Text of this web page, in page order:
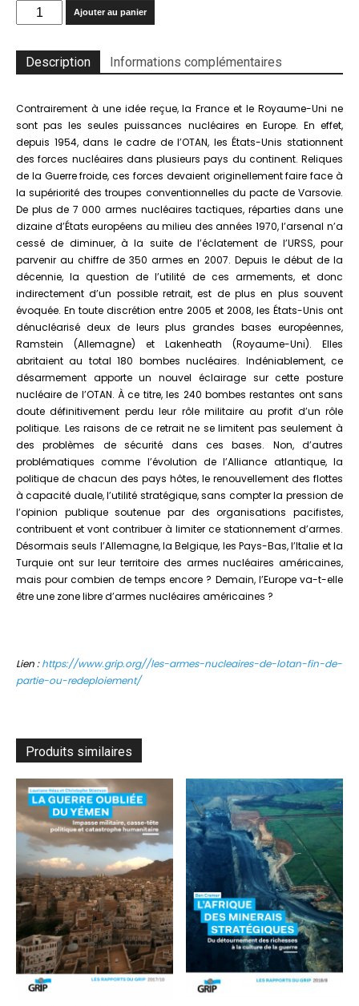
quantité
de
armes
nucléaires
l’OTAN
fin
de
partie
ou
redéploiement
?
Ajouter au panier
Description Informations complémentaires
Contrairement à une idée reçue, la France et le Royaume-Uni ne
sont pas les seules puissances nucléaires en Europe. En effet,
depuis 1954, dans le cadre de l’OTAN, les États-Unis stationnent
des forces nucléaires dans plusieurs pays du continent. Reliques
de la Guerre froide, ces forces devaient originellement faire face à
la supériorité des troupes conventionnelles du pacte de Varsovie.
De plus de 7 000 armes nucléaires tactiques, réparties dans une
dizaine d’États européens au milieu des années 1970, l’arsenal n’a
cessé de diminuer, à la suite de l’éclatement de l’URSS, pour
parvenir au chiffre de 350 armes en 2007. Depuis le début de la
décennie, la question de l’utilité de ces armements, et donc
indirectement d’un possible retrait, est de plus en plus souvent
évoquée. En toute discrétion entre 2005 et 2008, les États-Unis ont
dénucléarisé deux de leurs plus grandes bases européennes,
Ramstein (Allemagne) et Lakenheath (Royaume-Uni). Elles
abritaient au total 180 bombes nucléaires. Indéniablement, ce
désarmement apporte un nouvel éclairage sur cette posture
nucléaire de l’OTAN. À ce titre, les 240 bombes restantes ont sans
doute définitivement perdu leur rôle militaire au profit d’un rôle
politique. Les raisons de ce retrait ne se limitent pas seulement à
des problèmes de sécurité dans ces bases. Non, d’autres
problématiques comme l’évolution de l’Alliance atlantique, la
politique de chacun des pays hôtes, le renouvellement des flottes
à capacité duale, l’utilité stratégique, sans compter la pression de
l’opinion publique soutenue par des organisations pacifistes,
contribuent et vont contribuer à limiter ce stationnement d’armes.
Désormais seuls l’Allemagne, la Belgique, les Pays-Bas, l’Italie et la
Turquie ont sur leur territoire des armes nucléaires américaines,
mais pour combien de temps encore ? Demain, l’Europe va-t-elle
être une zone libre d’armes nucléaires américaines ?
Lien :https://www.grip.org//les-armes-nucleaires-de-lotan-fin-de-
partie-ou-redeploiement/
Produits similaires